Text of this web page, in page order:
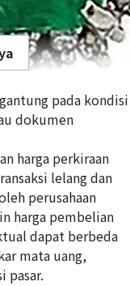
pada kondisi
dokumen
harga perkiraan
lelang dan
perusahaan
harga pembelian
dapat berbeda
mata uang,
pasar.